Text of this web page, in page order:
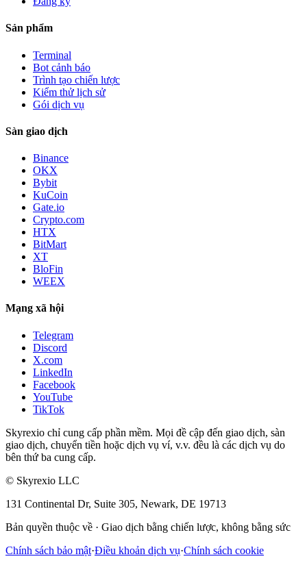
Sản phẩm
Terminal
Bot cảnh báo
Trình tạo chiến lược
Kiểm thử lịch sử
Gói dịch vụ
Sàn giao dịch
Binance
OKX
Bybit
KuCoin
Gate.io
Crypto.com
HTX
BitMart
XT
BloFin
WEEX
Mạng xã hội
Telegram
Discord
X.com
LinkedIn
Facebook
YouTube
TikTok
Skyrexio chỉ cung cấp phần mềm. Mọi đề cập đến giao dịch, sàn
giao dịch, chuyển tiền hoặc dịch vụ ví, v.v. đều là các dịch vụ do
bên thứ ba cung cấp.
© Skyrexio LLC
131 Continental Dr, Suite 305, Newark, DE 19713
Bản quyền thuộc về · Giao dịch bằng chiến lược, không bằng sức
Chính sách bảo mật·Điều khoản dịch vụ·Chính sách cookie